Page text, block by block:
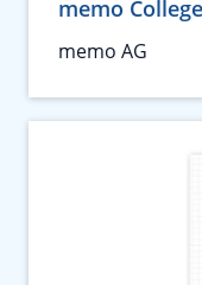
memo
memo AG